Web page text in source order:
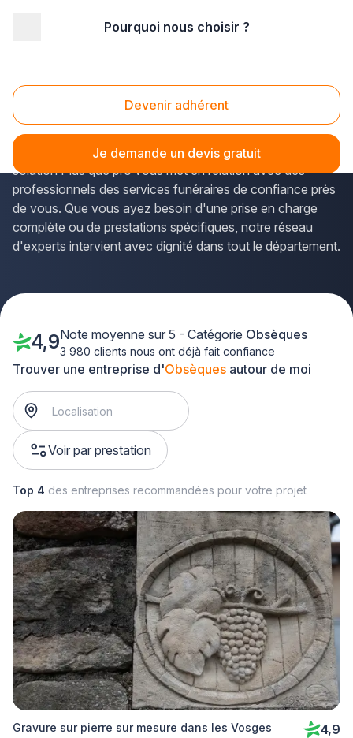
Pourquoi nous choisir ?
Devenir adhérent
Je demande un devis gratuit
Obsèques Vosges (88)
Vous devez organiser desobsèques dans les Vosges
et recherchez un accompagnement respectueux ? La
solution Plus que pro vous met en relation avec des
professionnels des services funéraires de confiance près
de vous. Que vous ayez besoin d'une prise en charge
complète ou de prestations spécifiques, notre réseau
d'experts intervient avec dignité dans tout le département.
Trouver une entreprise d'Obsèques autour de moi
Voir par prestation
4,9Note moyenne sur 5 - Catégorie Obsèques
3 980 clients nous ont déjà fait confiance
Top 4 des entreprises recommandées pour votre projet
Gravure sur pierre sur mesure dans les Vosges 4,9